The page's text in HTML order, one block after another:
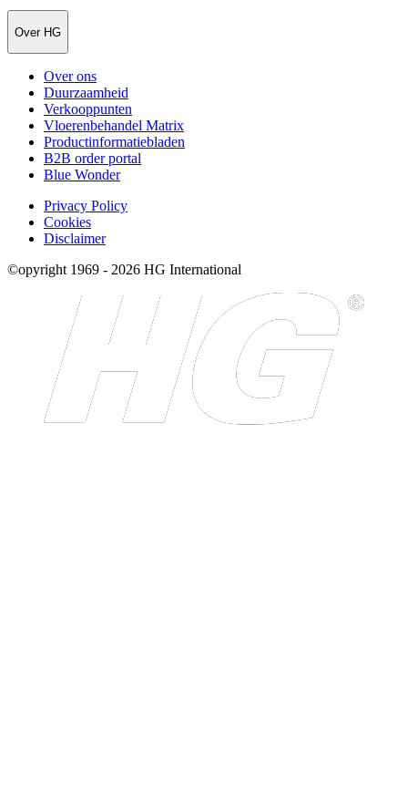
Over HG
Over ons
Duurzaamheid
Verkooppunten
Vloerenbehandel Matrix
Productinformatiebladen
B2B order portal
Blue Wonder
Privacy Policy
Cookies
Disclaimer
©opyright 1969 - 2026 HG International